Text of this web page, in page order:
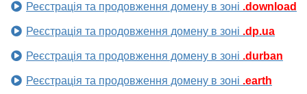
Реєстрація та продовження домену в зоні .download
Реєстрація та продовження домену в зоні .dp.ua
Реєстрація та продовження домену в зоні .durban
Реєстрація та продовження домену в зоні .earth